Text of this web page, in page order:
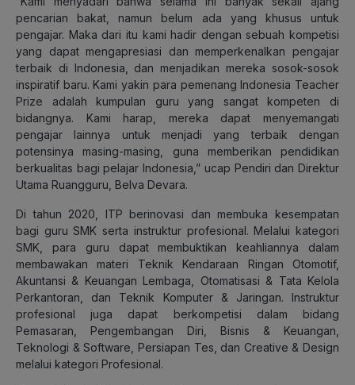
pencarian bakat, namun belum ada yang khusus untuk
pengajar. Maka dari itu kami hadir dengan sebuah kompetisi
yang dapat mengapresiasi dan memperkenalkan pengajar
terbaik di Indonesia, dan menjadikan mereka sosok-sosok
inspiratif baru. Kami yakin para pemenang Indonesia Teacher
Prize adalah kumpulan guru yang sangat kompeten di
bidangnya. Kami harap, mereka dapat menyemangati
pengajar lainnya untuk menjadi yang terbaik dengan
potensinya masing-masing, guna memberikan pendidikan
berkualitas bagi pelajar Indonesia,” ucap Pendiri dan Direktur
Utama Ruangguru, Belva Devara.
Di tahun 2020, ITP berinovasi dan membuka kesempatan
bagi guru SMK serta instruktur profesional. Melalui kategori
SMK, para guru dapat membuktikan keahliannya dalam
membawakan materi Teknik Kendaraan Ringan Otomotif,
Akuntansi & Keuangan Lembaga, Otomatisasi & Tata Kelola
Perkantoran, dan Teknik Komputer & Jaringan. Instruktur
profesional juga dapat berkompetisi dalam bidang
Pemasaran, Pengembangan Diri, Bisnis & Keuangan,
Teknologi & Software, Persiapan Tes, dan Creative & Design
melalui kategori Profesional.